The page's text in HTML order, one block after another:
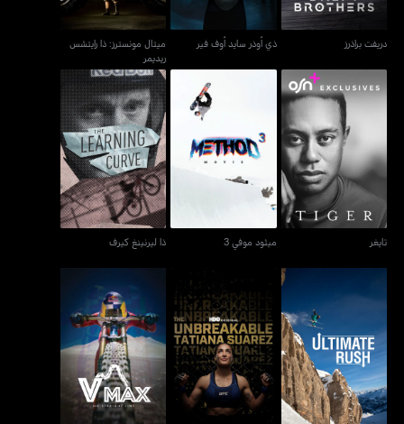
دريفت براذرز ذي أوذر سايد أوف فير
ميتال مونسترز: ذا رايتشس
ريديمر
تايغر
تايغر
ميثود موفي 3
ميثود موفي 3
ذا ليرنينغ كيرف
ذا ليرنينغ كيرف
ألتيميتس راش ذا أنبريكابل تاتيانا سواريز فيماكس: نو سترايت لاين